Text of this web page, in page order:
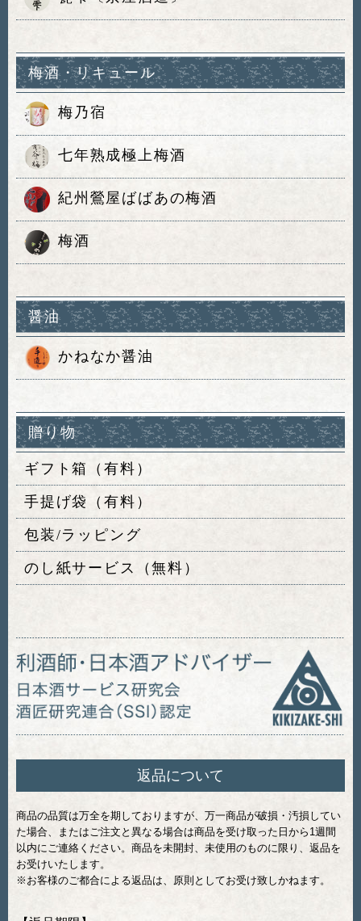
梅酒・リキュール
梅乃宿
七年熟成極上梅酒
紀州鶯屋ばばあの梅酒
梅酒
醤油
かねなか醤油
贈り物
ギフト箱（有料）
手提げ袋（有料）
包装/ラッピング
のし紙サービス（無料）
返品について
商品の品質は万全を期しておりますが、万一商品が破損・汚損してい
た場合、またはご注文と異なる場合は商品を受け取った日から1週間
以内にご連絡ください。商品を未開封、未使用のものに限り、返品を
お受けいたします。
※お客様のご都合による返品は、原則としてお受け致しかねます。